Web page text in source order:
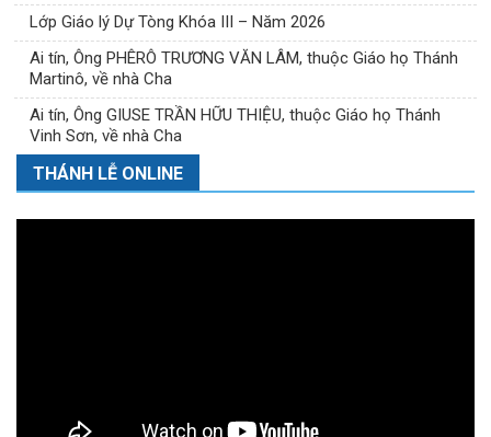
Lớp Giáo lý Dự Tòng Khóa III – Năm 2026
Ai tín, Ông PHÊRÔ TRƯƠNG VĂN LÂM, thuộc Giáo họ Thánh
Martinô, về nhà Cha
Ai tín, Ông GIUSE TRẦN HỮU THIỆU, thuộc Giáo họ Thánh
Vinh Sơn, về nhà Cha
THÁNH LỄ ONLINE